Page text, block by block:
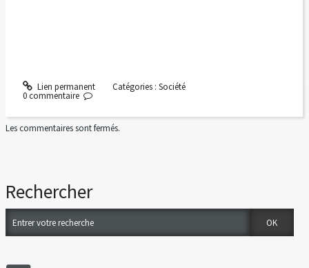
Rechercher
Lien permanent Catégories : Société
0 commentaire
Les commentaires sont fermés.